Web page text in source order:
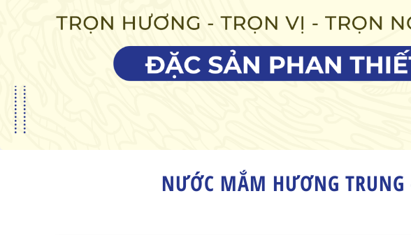
NƯỚC MẮM HƯƠNG